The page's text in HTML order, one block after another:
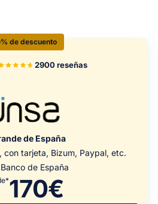
de descuento
2900 reseñas
de España
con tarjeta, Bizum, Paypal, etc.
de España
170€